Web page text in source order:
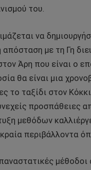
του.
να
απόσταση με τη Γη
Άρη που είναι ο
θα είναι μια
το ταξίδι στον
προσπάθειες
μεθόδων
περιβάλλοντα
μέθοδοι